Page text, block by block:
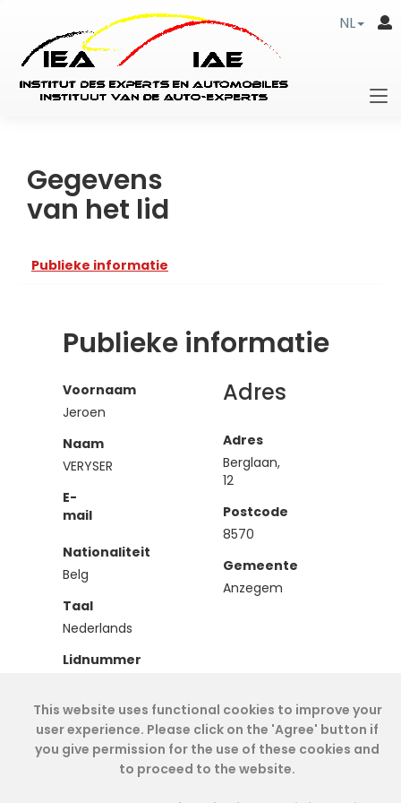
NL
Gegevens
van het lid
Publieke informatie
Publieke informatie
Voornaam
Jeroen
Naam
VERYSER
E-
mail
Nationaliteit
Belg
Taal
Nederlands
Lidnummer
Type
Stagiair
Adres
Adres
Berglaan,
12
Postcode
8570
Gemeente
Anzegem
This website uses functional cookies to improve your
user experience. Please click on the 'Agree' button if
you give permission for the use of these cookies and
to proceed to the website.